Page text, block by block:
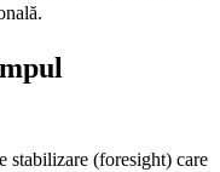
stabilizare (foresight) care